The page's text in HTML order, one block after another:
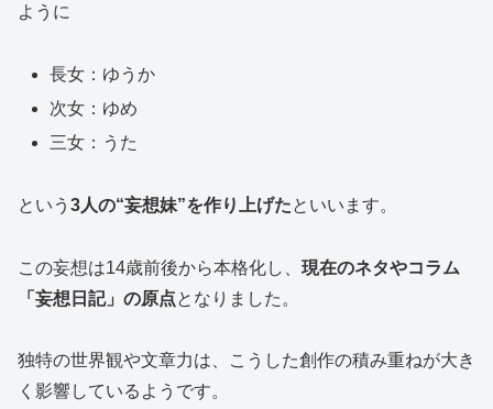
ように
長女：ゆうか
次女：ゆめ
三女：うた
という 3人の“妄想妹”を作り上げたといいます。
この妄想は14歳前後から本格化し、 現在のネタやコラム
「妄想日記」の原点となりました。
独特の世界観や文章力は、こうした創作の積み重ねが大き
く影響しているようです。